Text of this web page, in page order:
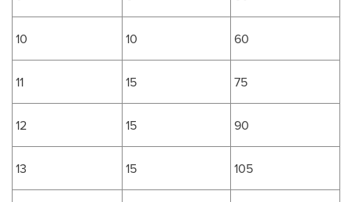
10 10 60
11 15 75
12 15 90
13 15 105